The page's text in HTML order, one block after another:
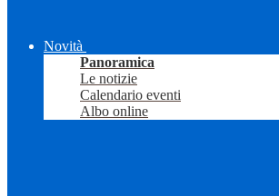
Novità
Panoramica
Le notizie
Calendario eventi
Albo online